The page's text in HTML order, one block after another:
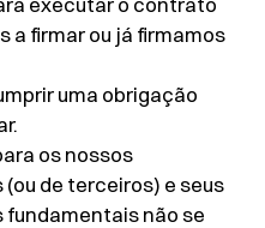
a firmar ou já firmamos
uma obrigação
os nossos
de terceiros) e seus
não se